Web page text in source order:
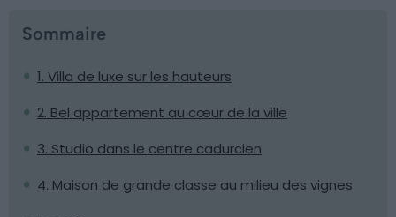
Sommaire
1. Villa de luxe sur les hauteurs
2. Bel appartement au cœur de la ville
3. Studio dans le centre cadurcien
4. Maison de grande classe au milieu des vignes